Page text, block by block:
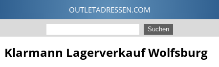
Klarmann Lagerverkauf Wolfsburg